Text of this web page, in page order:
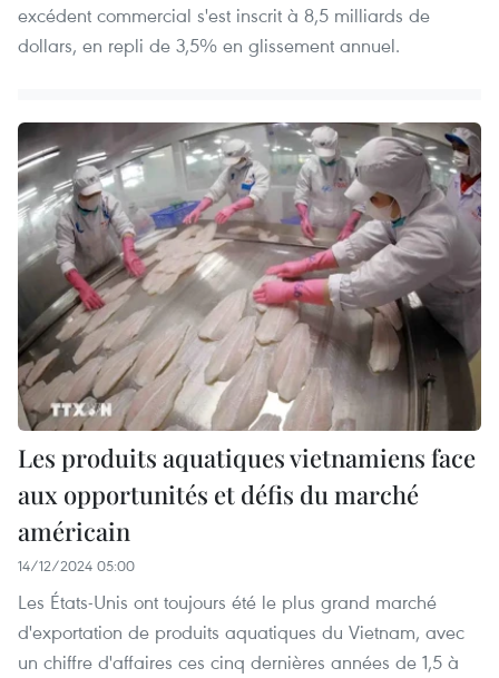
excédent commercial s'est inscrit à 8,5 milliards de
dollars, en repli de 3,5% en glissement annuel.
Les produits aquatiques vietnamiens face
aux opportunités et défis du marché
américain
14/12/2024 05:00
Les États-Unis ont toujours été le plus grand marché
d'exportation de produits aquatiques du Vietnam, avec
un chiffre d'affaires ces cinq dernières années de 1,5 à